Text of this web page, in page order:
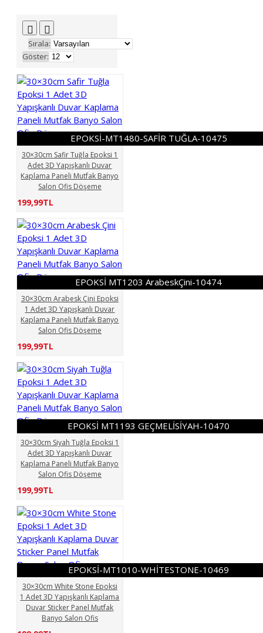
Salon Ofis Döşeme
30×30cm Azurya Mavi Epoksi 1
Adet 3D Yapışkanlı Duvar Paneli
Kağıdı Sticker Mutfak Banyo
Pudra Pembe Renkli Epoksi 1
Adet 3D Yapışkanlı Duvar
Kaplama Paneli Mutfak Banyo
Salon Ofis
30×30cm
Safir Tuğla Epoksi 1 Adet 3D
Yapışkanlı Duvar Kaplama Paneli
Mutfak Banyo Salon Ofis
Döşeme
30×30cm Siyah
Tuğla Epoksi 1 Adet 3D Yapışkanlı
Duvar Kaplama Paneli Mutfak
30×30cm Soft Gri Epoksi 1
Adet 3D Yapışkanlı Duvar
Kaplama Paneli Mutfak Banyo
Salon Ofis
30×30cm
White Stone Epoksi 1 Adet 3D
Yapışkanlı Kaplama Duvar
Sticker Panel Mutfak Banyo
Salon Ofis
Sırala:
Göster:
EPOKSİ-MT1480-SAFİR TUĞLA-10475
30×30cm Safir Tuğla Epoksi 1
Adet 3D Yapışkanlı Duvar
Kaplama Paneli Mutfak Banyo
Salon Ofis Döşeme
199,99TL
EPOKSİ MT1203 ArabeskÇini-10474
30×30cm Arabesk Çini Epoksi
1 Adet 3D Yapışkanlı Duvar
Kaplama Paneli Mutfak Banyo
Salon Ofis Döşeme
199,99TL
EPOKSİ MT1193 GEÇMELİSİYAH-10470
30×30cm Siyah Tuğla Epoksi 1
Adet 3D Yapışkanlı Duvar
Kaplama Paneli Mutfak Banyo
Salon Ofis Döşeme
199,99TL
EPOKSİ-MT1010-WHİTESTONE-10469
30×30cm White Stone Epoksi
1 Adet 3D Yapışkanlı Kaplama
Duvar Sticker Panel Mutfak
Banyo Salon Ofis